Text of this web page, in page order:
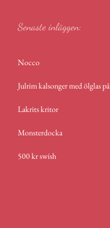
Senaste inläggen:
Nocco
Julrim kalsonger med ölglas på
Lakrits kritor
Monsterdocka
500 kr swish